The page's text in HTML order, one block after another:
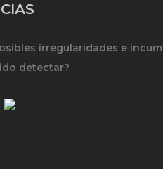
irregularidades e
detectar?